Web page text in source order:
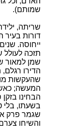
שמותם).
שריתה,
דורות
ייחוסה.
תזכה לעולל
שמן למאור
הדירו
שהעקשות
המעשה;
הבחינו
בשעתו, בלי
שגמר פרק
והשיחו